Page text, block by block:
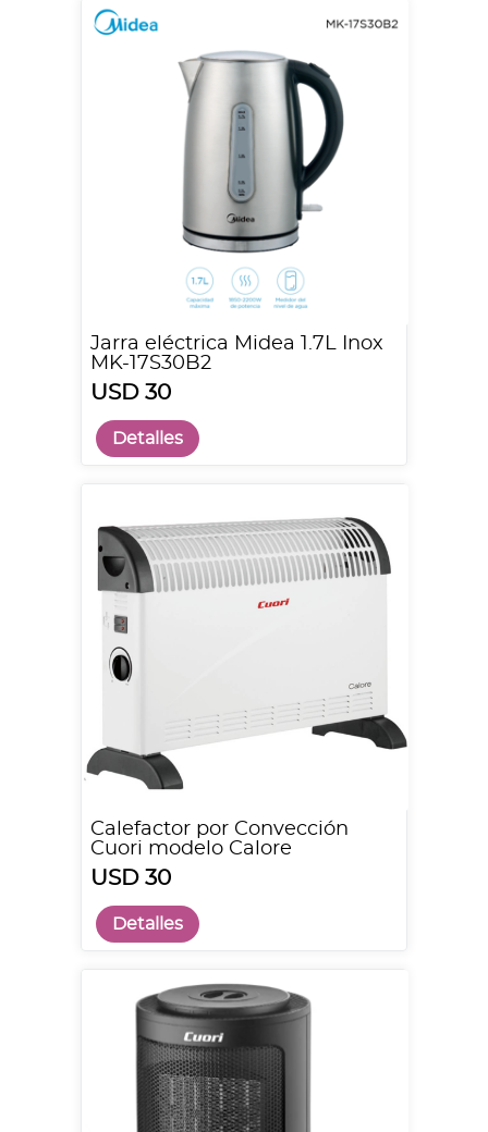
Jarra eléctrica Midea 1.7L Inox
MK-17S30B2
USD 30
Detalles
Calefactor por Convección
Cuori modelo Calore
USD 30
Detalles